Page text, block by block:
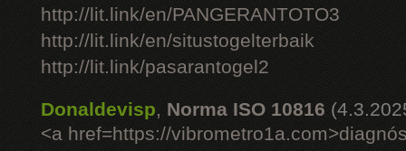
http://lit.link/en/PANGERANTOTO3
http://lit.link/en/situstogelterbaik
http://lit.link/pasarantogel2
Donaldevisp, Norma ISO 10816
<a href=https://